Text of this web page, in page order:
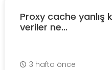
Proxy cache yanlış
veriler ne...
3 hafta önce